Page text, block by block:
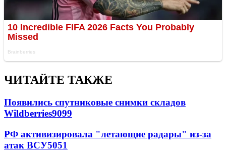
ЧИТАЙТЕ ТАКЖЕ
Появились спутниковые снимки складов
Wildberries9099
РФ активизировала "летающие радары" из-за
атак ВСУ5051